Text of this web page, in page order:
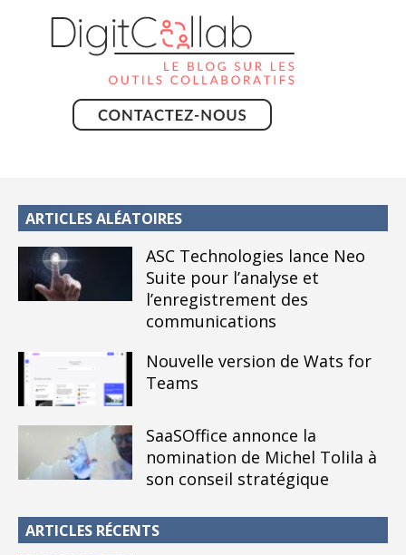
ARTICLES ALÉATOIRES
ASC Technologies lance Neo
Suite pour l’analyse et
l’enregistrement des
communications
Nouvelle version de Wats for
Teams
SaaSOffice annonce la
nomination de Michel Tolila à
son conseil stratégique
ARTICLES RÉCENTS